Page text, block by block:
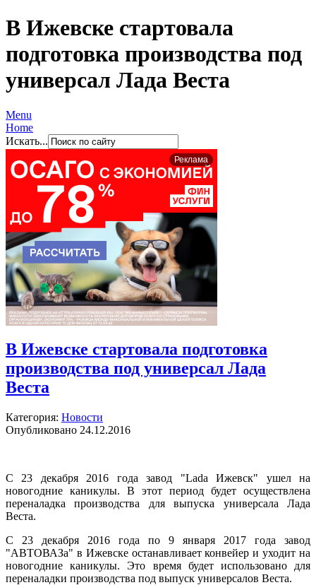
В Ижевске стартовала
подготовка производства под
универсал Лада Веста
Menu
Home
Искать...
Реклама
В Ижевске стартовала подготовка
производства под универсал Лада
Веста
Категория: Новости
Опубликовано 24.12.2016
С 23 декабря 2016 года завод "Lada Ижевск" ушел на
новогодние каникулы. В этот период будет осуществлена
переналадка производства для выпуска универсала Лада
Веста.
С 23 декабря 2016 года по 9 января 2017 года завод
"АВТОВАЗа" в Ижевске останавливает конвейер и уходит на
новогодние каникулы. Это время будет использовано для
переналадки производства под выпуск универсалов Веста.